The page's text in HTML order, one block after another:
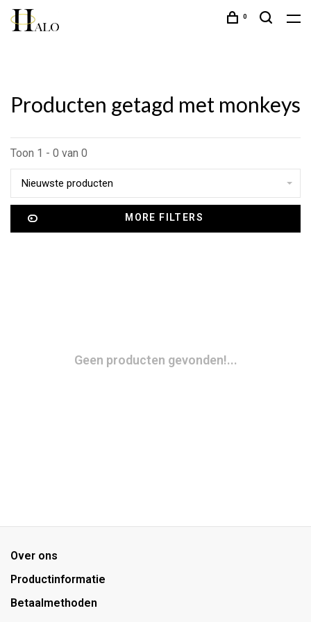
0
Producten getagd met monkeys
Toon 1 - 0 van 0
Nieuwste producten
MORE FILTERS
Geen producten gevonden!...
Over ons
Productinformatie
Betaalmethoden